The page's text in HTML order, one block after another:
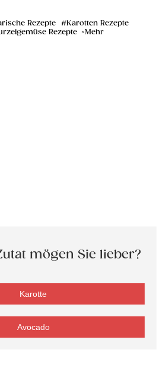
Rezepte
Karotten Rezepte
Rezepte Mehr
mögen Sie lieber?
Karotte
Avocado